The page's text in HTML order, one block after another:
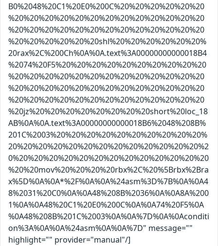
B0%2048%20C1%20E0%200C%20%20%20%20%20%20
%20%20%20%20%20%20%20%20%20%20%20%20%20
%20%20%20%20%20%20%20%20%20%20%20%20%20
%20%20%20%20%20%20shl%20%20%20%20%20%20%
20rax%2C%200Ch%0A%0A.text%3A00000000000018B4
%2074%20F5%20%20%20%20%20%20%20%20%20%20
%20%20%20%20%20%20%20%20%20%20%20%20%20
%20%20%20%20%20%20%20%20%20%20%20%20%20
%20%20%20%20%20%20%20%20%20%20%20%20%20
%20jz%20%20%20%20%20%20%20%20short%20loc_18
AB%0A%0A.text%3A00000000000018B6%2048%208B%
201C%2003%20%20%20%20%20%20%20%20%20%20%
20%20%20%20%20%20%20%20%20%20%20%20%20%2
0%20%20%20%20%20%20%20%20%20%20%20%20%20
%20%20mov%20%20%20%20rbx%2C%20%5Brbx%2Bra
x%5D%0A%0A*%2F%0A%0A%24asm%3D%7B%0A%0A4
8%2031%20C0%0A%0A48%208B%2036%0A%0A8A%200
1%0A%0A48%20C1%20E0%200C%0A%0A74%20F5%0A
%0A48%208B%201C%2003%0A%0A%7D%0A%0Aconditi
on%3A%0A%0A%24asm%0A%0A%7D" message=""
highlight="" provider="manual"/]